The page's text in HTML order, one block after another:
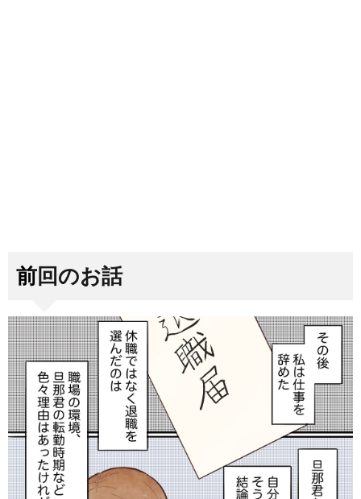
前回のお話